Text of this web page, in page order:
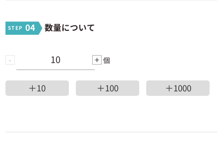
1200 ~ 1299個
1300 ~ 1599個 635円
1600 ~ 1899個 634円 1,014,400円
04 数量について
- + 個
＋10 ＋100 ＋1000